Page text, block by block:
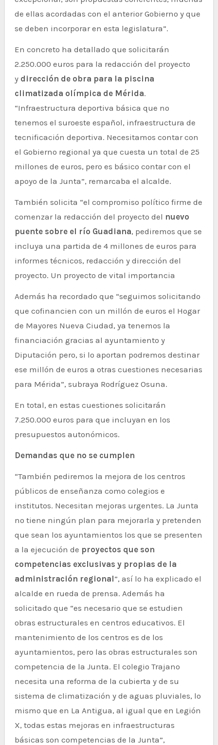
de ellas acordadas con el anterior Gobierno y que
se deben incorporar en esta legislatura”.
En concreto ha detallado que solicitarán
2.250.000 euros para la redacción del proyecto
y dirección de obra para la piscina
climatizada olímpica de Mérida.
“Infraestructura deportiva básica que no
tenemos el suroeste español, infraestructura de
tecnificación deportiva. Necesitamos contar con
el Gobierno regional ya que cuesta un total de 25
millones de euros, pero es básico contar con el
apoyo de la Junta”, remarcaba el alcalde.
También solicita “el compromiso político firme de
comenzar la redacción del proyecto del nuevo
puente sobre el río Guadiana, pediremos que se
incluya una partida de 4 millones de euros para
informes técnicos, redacción y dirección del
proyecto. Un proyecto de vital importancia
Además ha recordado que “seguimos solicitando
que cofinancien con un millón de euros el Hogar
de Mayores Nueva Ciudad, ya tenemos la
financiación gracias al ayuntamiento y
Diputación pero, si lo aportan podremos destinar
ese millón de euros a otras cuestiones necesarias
para Mérida”, subraya Rodríguez Osuna.
En total, en estas cuestiones solicitarán
7.250.000 euros para que incluyan en los
presupuestos autonómicos.
Demandas que no se cumplen
“También pediremos la mejora de los centros
públicos de enseñanza como colegios e
institutos. Necesitan mejoras urgentes. La Junta
no tiene ningún plan para mejorarla y pretenden
que sean los ayuntamientos los que se presenten
a la ejecución de proyectos que son
competencias exclusivas y propias de la
administración regional”, así lo ha explicado el
alcalde en rueda de prensa. Además ha
solicitado que “es necesario que se estudien
obras estructurales en centros educativos. El
mantenimiento de los centros es de los
ayuntamientos, pero las obras estructurales son
competencia de la Junta. El colegio Trajano
necesita una reforma de la cubierta y de su
sistema de climatización y de aguas pluviales, lo
mismo que en La Antigua, al igual que en Legión
X, todas estas mejoras en infraestructuras
básicas son competencias de la Junta”,